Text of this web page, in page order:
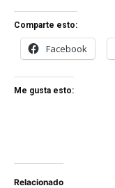
Comparte esto:
Facebook
Me gusta esto:
Relacionado